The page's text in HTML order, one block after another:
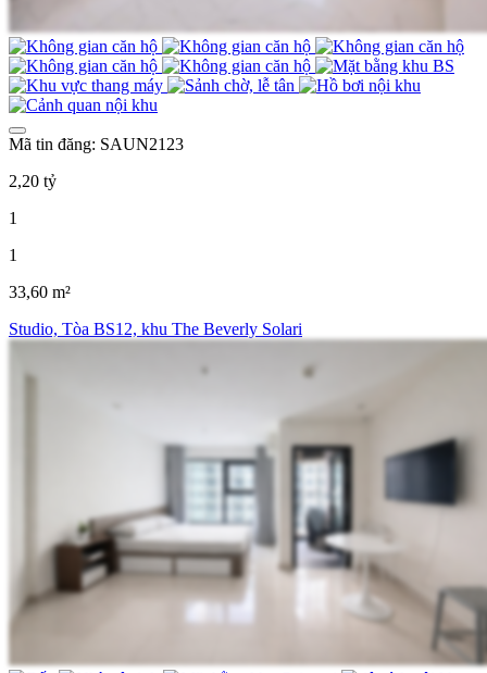
Mã tin đăng: SAUN2123
2,20 tỷ
1
1
33,60 m²
Studio, Tòa BS12, khu The Beverly Solari